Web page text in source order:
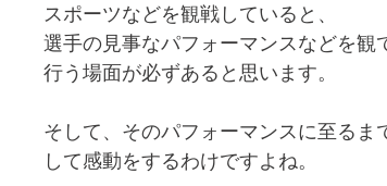
スポーツなどを観戦していると、
選手の見事なパフォーマンスなどを観
行う場面が必ずあると思います。
そして、そのパフォーマンスに至る
して感動をするわけですよね。